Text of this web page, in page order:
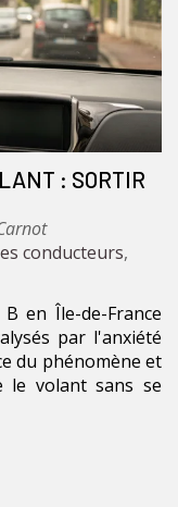
: SORTIR
conducteurs,
en Île-de-France
par l'anxiété
du phénomène et
le volant sans se